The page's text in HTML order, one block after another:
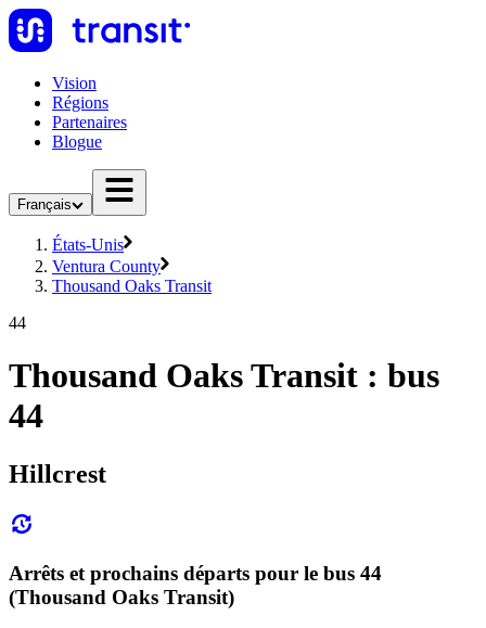
Vision
Régions
Partenaires
Blogue
Français
États-Unis
Ventura County
Thousand Oaks Transit
44
Thousand Oaks Transit : bus
44
Hillcrest
Arrêts et prochains départs pour le bus 44
(Thousand Oaks Transit)